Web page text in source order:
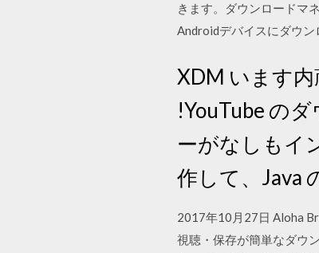
きます。ダウンロードマ
Androidデバイスにダウ
XDM います
!YouTube の
ーがなしもイ
作して、Java
2017年10月27日 Aloha
視聴・保存が簡単なダウ